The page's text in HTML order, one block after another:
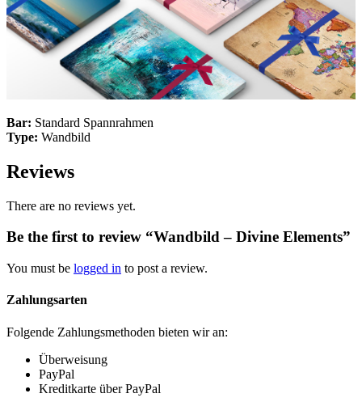
Bar: Standard Spannrahmen
Type: Wandbild
Reviews
There are no reviews yet.
Be the first to review “Wandbild – Divine Elements”
You must be logged in to post a review.
Zahlungsarten
Folgende Zahlungsmethoden bieten wir an:
Überweisung
PayPal
Kreditkarte über PayPal